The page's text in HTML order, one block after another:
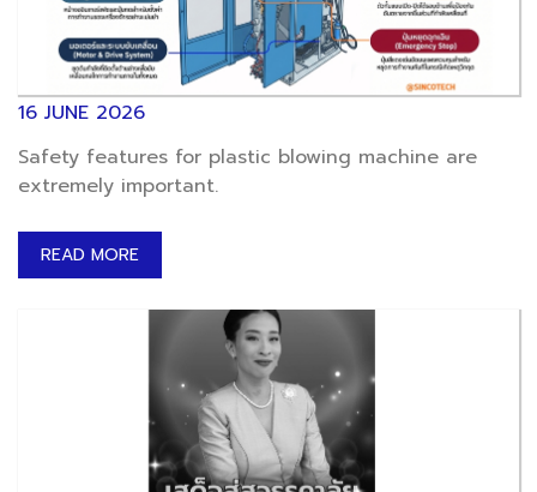
16 JUNE 2026
Safety features for plastic blowing machine are
extremely important.
READ MORE